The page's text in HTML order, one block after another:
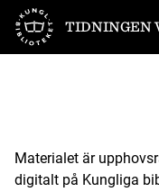
Till startsidan
TIDNINGEN
Materialet är
digitalt på Kungliga